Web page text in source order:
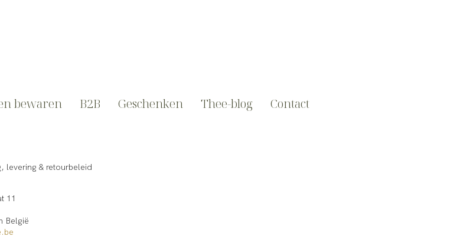
bewaren B2B Geschenken Thee-blog Contact
levering & retourbeleid
11
België​